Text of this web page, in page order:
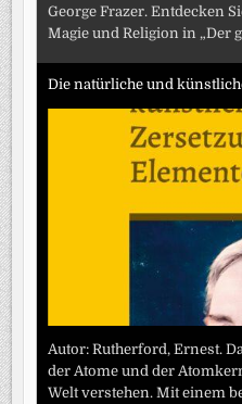
George Frazer. Entdecken
Magie und Religion in „Der
Die natürliche und
Autor: Rutherford, Ernest.
der Atome und der
Welt verstehen. Mit einem